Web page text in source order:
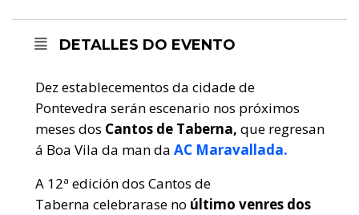
DETALLES DO EVENTO
Dez establecementos da cidade de
Pontevedra serán escenario nos próximos
meses dos Cantos de Taberna, que regresan
á Boa Vila da man da AC Maravallada.
A 12ª edicióndos Cantos de
Taberna celebrarase no último venres dos